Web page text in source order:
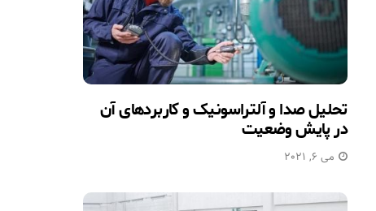
تحلیل صدا و آلتراسونیک و کاربردهای آن
در پایش وضعیت
می 6, 2021